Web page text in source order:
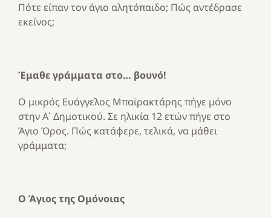
Πότε είπαν τον άγιο αλητόπαιδο; Πώς αντέδρασε
εκείνος;
Έμαθε γράμματα στο… βουνό!
Ο μικρός Ευάγγελος Μπαϊρακτάρης πήγε μόνο
στην Α΄ Δημοτικού. Σε ηλικία 12 ετών πήγε στο
Άγιο Όρος. Πώς κατάφερε, τελικά, να μάθει
γράμματα;
Ο Άγιος της Ομόνοιας